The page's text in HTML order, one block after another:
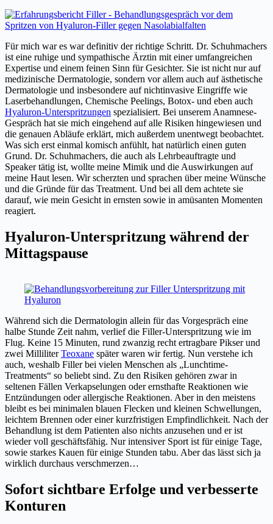
Für mich war es war definitiv der richtige Schritt. Dr. Schuhmachers
ist eine ruhige und sympathische Ärztin mit einer umfangreichen
Expertise und einem feinen Sinn für Gesichter. Sie ist nicht nur auf
medizinische Dermatologie, sondern vor allem auch auf ästhetische
Dermatologie und insbesondere auf nichtinvasive Eingriffe wie
Laserbehandlungen, Chemische Peelings, Botox- und eben auch
Hyaluron-Unterspritzungen spezialisiert. Bei unserem Anamnese-
Gespräch hat sie mich eingehend auf alle Risiken hingewiesen und
die genauen Abläufe erklärt, mich außerdem unentwegt beobachtet.
Was sich erst einmal komisch anfühlt, hat natürlich einen guten
Grund. Dr. Schuhmachers, die auch als Lehrbeauftragte und
Speaker tätig ist, wollte meine Mimik und die Auswirkungen auf
meine Haut lesen. Wir scherzten und sprachen über meine Wünsche
und die Gründe für das Treatment. Und bei all dem achtete sie
darauf, wie mein Gesicht in ernsten sowie in amüsanten Momenten
reagiert.
Hyaluron-Unterspritzung während der
Mittagspause
Während sich die Dermatologin allein für das Vorgespräch eine
halbe Stunde Zeit nahm, verlief die Filler-Unterspritzung wie im
Flug. Keine 15 Minuten, rund zwanzig recht ertragbare Pikser und
zwei MilliliterTeoxane später waren wir fertig. Nun verstehe ich
auch, weshalb Filler bei vielen Menschen als „Lunchtime-
Treatments“ so beliebt sind. Zu den Risiken gehören zwar in
seltenen Fällen Verkapselungen oder ernsthafte Reaktionen wie
Entzündungen oder allergische Reaktionen. Aber in den meistens
bleibt es bei minimalen blauen Flecken und kleinen Schwellungen,
leichtem Brennen oder einer kurzfristigen Empfindlichkeit. Nach der
Behandlung ist dem Patienten also nichts anzusehen und er ist
wieder voll geschäftsfähig. Nur intensiver Sport ist für einige Tage,
sowie starkes Kauen für einige Stunden tabu. Aber das lässt sich ja
wirklich durchaus verschmerzen…
Sofort sichtbare Erfolge und verbesserte
Konturen